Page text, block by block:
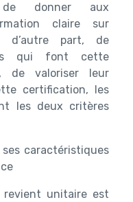
donner aux
claire sur
d’autre part, de
qui font cette
de valoriser leur
certification, les
les deux critères
caractéristiques
unitaire est